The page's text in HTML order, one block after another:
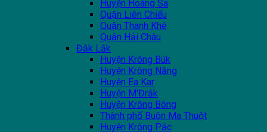
Huyện Hoàng Sa
Quận Liên Chiểu
Quận Thanh Khê
Quận Hải Châu
Đắk Lắk
Huyện Krông Búk
Huyện Krông Năng
Huyện Ea Kar
Huyện M'Đrắk
Huyện Krông Bông
Thành phố Buôn Ma Thuột
Huyện Krông Pắc